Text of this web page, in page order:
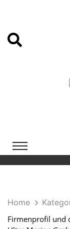
Home
Firmenprofil und